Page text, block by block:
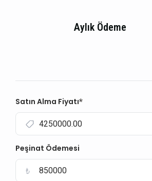
Aylık Ödeme
Satın Alma Fiyatı*
Peşinat Ödemesi
₺